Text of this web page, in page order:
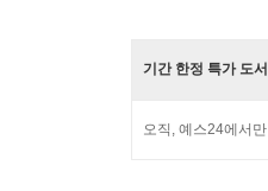
기간 한정 특가 도서
오직, 예스24에서만